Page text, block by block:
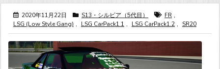
2020年11月22日 S13・シルビア（5代目） FR ,
LSG (Low Style Gang) , LSG CarPack1.1 , LSG CarPack1.2 , SR20